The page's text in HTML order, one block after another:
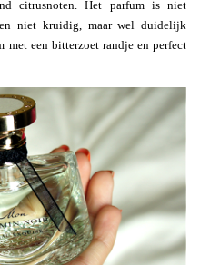
citrusnoten. Het parfum is niet
niet kruidig, maar wel duidelijk
met een bitterzoet randje en perfect